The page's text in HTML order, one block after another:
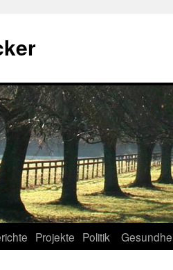
Projekte Politik